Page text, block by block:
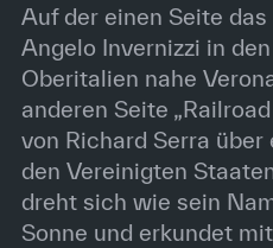
Auf der einen Seite das
Angelo Invernizzi in
Oberitalien nahe
anderen Seite
von Richard Serra
den Vereinigten
dreht sich wie sein
Sonne und erkundet